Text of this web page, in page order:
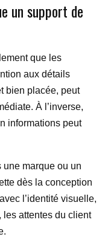
un support de
que les
aux détails
bien placée, peut
À l’inverse,
informations peut
marque ou un
dès la conception
l’identité visuelle,
les attentes du client